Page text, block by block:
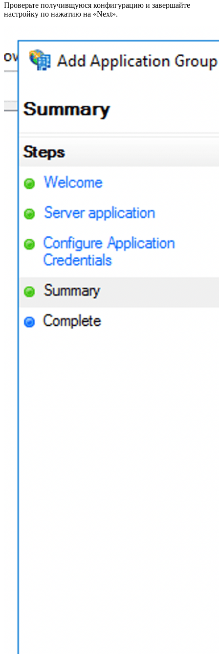
Проверьте получивщуюся конфигурацию и завершайте
настройку по нажатию на «Next».